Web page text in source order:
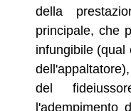
della
principale, che
infungibile (qual
del
l'adempimento